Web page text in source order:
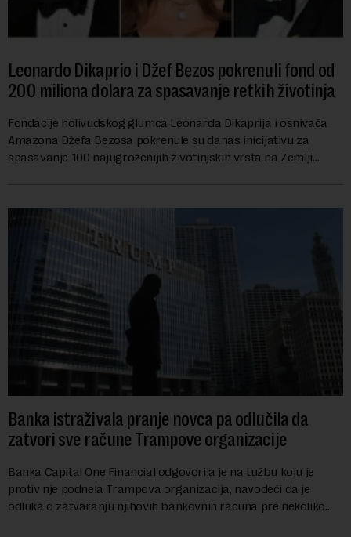
Leonardo Dikaprio i Džef Bezos pokrenuli fond od
200 miliona dolara za spasavanje retkih životinja
Fondacije holivudskog glumca Leonarda Dikaprija i osnivača
Amazona Džefa Bezosa pokrenule su danas inicijativu za
spasavanje 100 najugroženijih životinjskih vrsta na Zemlji
Banka istraživala pranje novca pa odlučila da
zatvori sve račune Trampove organizacije
Banka Capital One Financial odgovorila je na tužbu koju je
protiv nje podnela Trampova organizacija, navodeći da je
odluka o zatvaranju njihovih bankovnih računa pre nekoliko